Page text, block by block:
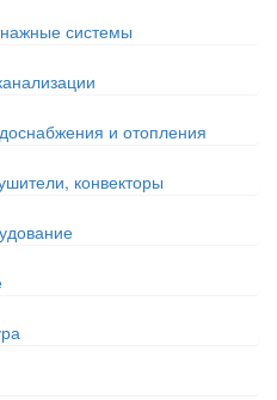
системы
и отопления
конвекторы